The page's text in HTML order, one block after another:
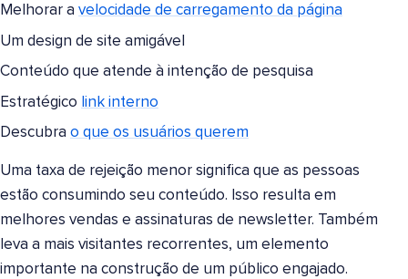
Melhorar a velocidade de carregamento da página
Um design de site amigável
Conteúdo que atende à intenção de pesquisa
Estratégico link interno
Descubra o que os usuários querem
Uma taxa de rejeição menor significa que as pessoas
estão consumindo seu conteúdo. Isso resulta em
melhores vendas e assinaturas de newsletter. Também
leva a mais visitantes recorrentes, um elemento
importante na construção de um público engajado.